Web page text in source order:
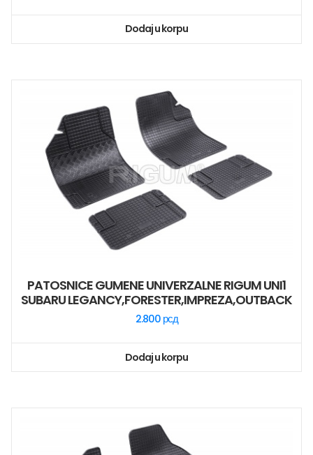
Dodaj u korpu
PATOSNICE GUMENE UNIVERZALNE RIGUM UNI1
SUBARU LEGANCY,FORESTER,IMPREZA,OUTBACK
2.800 рсд
Dodaj u korpu